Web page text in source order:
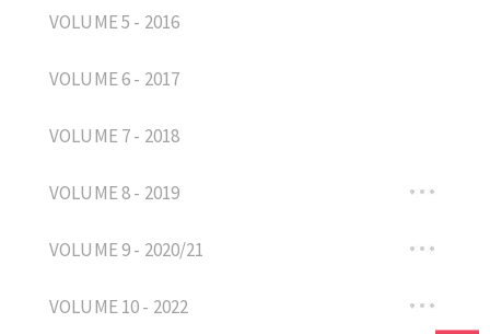
VOLUME 5 - 2016
VOLUME 6 - 2017
VOLUME 7 - 2018
VOLUME 8 - 2019
VOLUME 9 - 2020/21
VOLUME 10 - 2022